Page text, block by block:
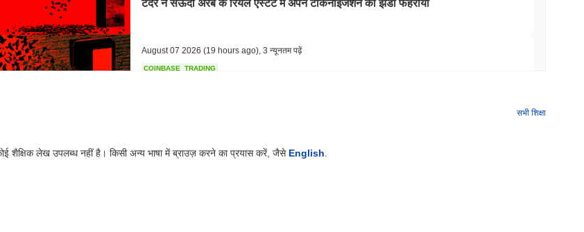
टेदर ने सऊदी अरब के रियल एस्टेट में अपने टोकनाइजेशन का झंडा फहराया
August 07 2026 (19 hours ago) 3 न्यूनतम पढ़ें
COINBASE TRADING
SEC ETFS
सभी शिक्षा
शैक्षिक लेख उपलब्ध नहीं है। किसी अन्य भाषा में ब्राउज़ करने का प्रयास करें, जैसे English